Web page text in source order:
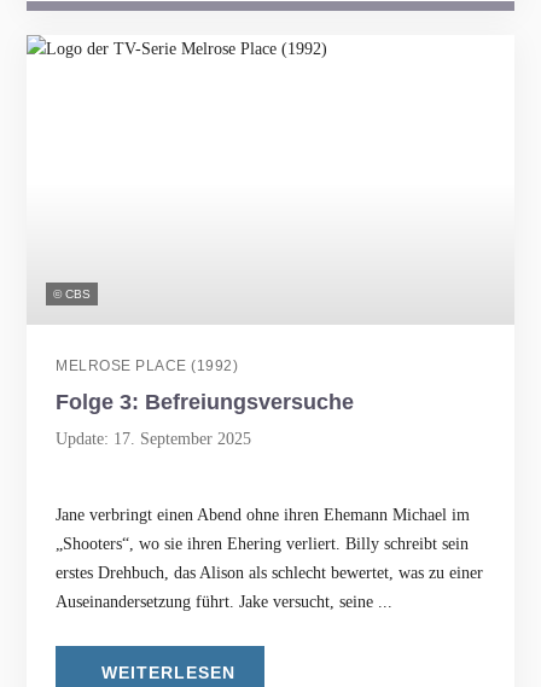
© CBS
MELROSE PLACE (1992)
Folge 3: Befreiungsversuche
Update: 17. September 2025
Jane verbringt einen Abend ohne ihren Ehemann Michael im
„Shooters“, wo sie ihren Ehering verliert. Billy schreibt sein
erstes Drehbuch, das Alison als schlecht bewertet, was zu einer
Auseinandersetzung führt. Jake versucht, seine ...
WEITERLESEN